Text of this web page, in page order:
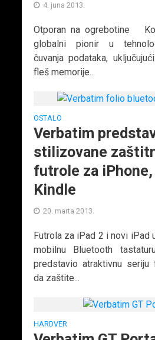
4. juna 2013.
Otporan na ogrebotine
globalni pionir u
čuvanja podataka,
fleš memorije...
OSTALO
Verbatim
stilizovane
futrole za iPhone,
Kindle
20. marta 2013.
Futrola za iPad 2 i novi iPad
mobilnu Bluetooth
predstavio atraktivnu seriju
da zaštite...
HARDVER